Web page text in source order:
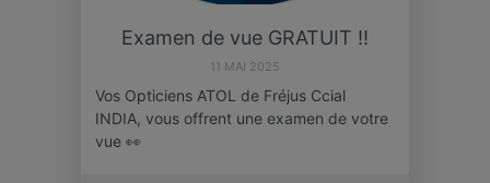
Examen de vue GRATUIT ‼️
11 MAI 2025
Vos Opticiens ATOL de Fréjus Ccial
INDIA, vous offrent une examen de votre
vue 👀